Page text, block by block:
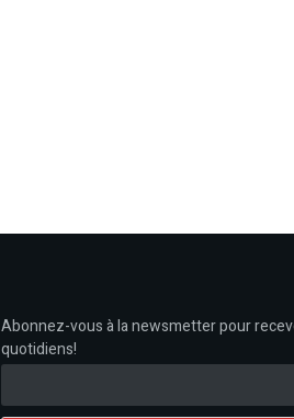
Abonnez-vous à la newsmetter pour
quotidiens!